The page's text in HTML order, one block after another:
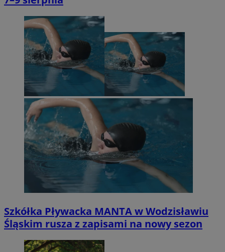
Szkółka Pływacka MANTA w Wodzisławiu
Śląskim rusza z zapisami na nowy sezon